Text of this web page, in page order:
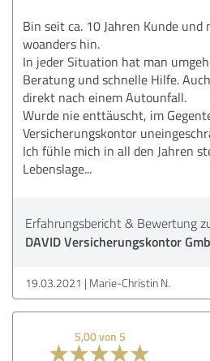
Bin seit ca. 10 Jahren Kunde
woanders hin.
In jeder Situation hat man
Beratung und schnelle Hilfe.
direkt nach einem Autounfall.
Wurde nie enttäuscht, im
Versicherungskontor
Ich fühle mich in all den Jahren
Lebenslage...
Erfahrungsbericht & Bewertung
DAVID Versicherungskontor
19.03.2021 Marie-Christin N.
5,00 von 5